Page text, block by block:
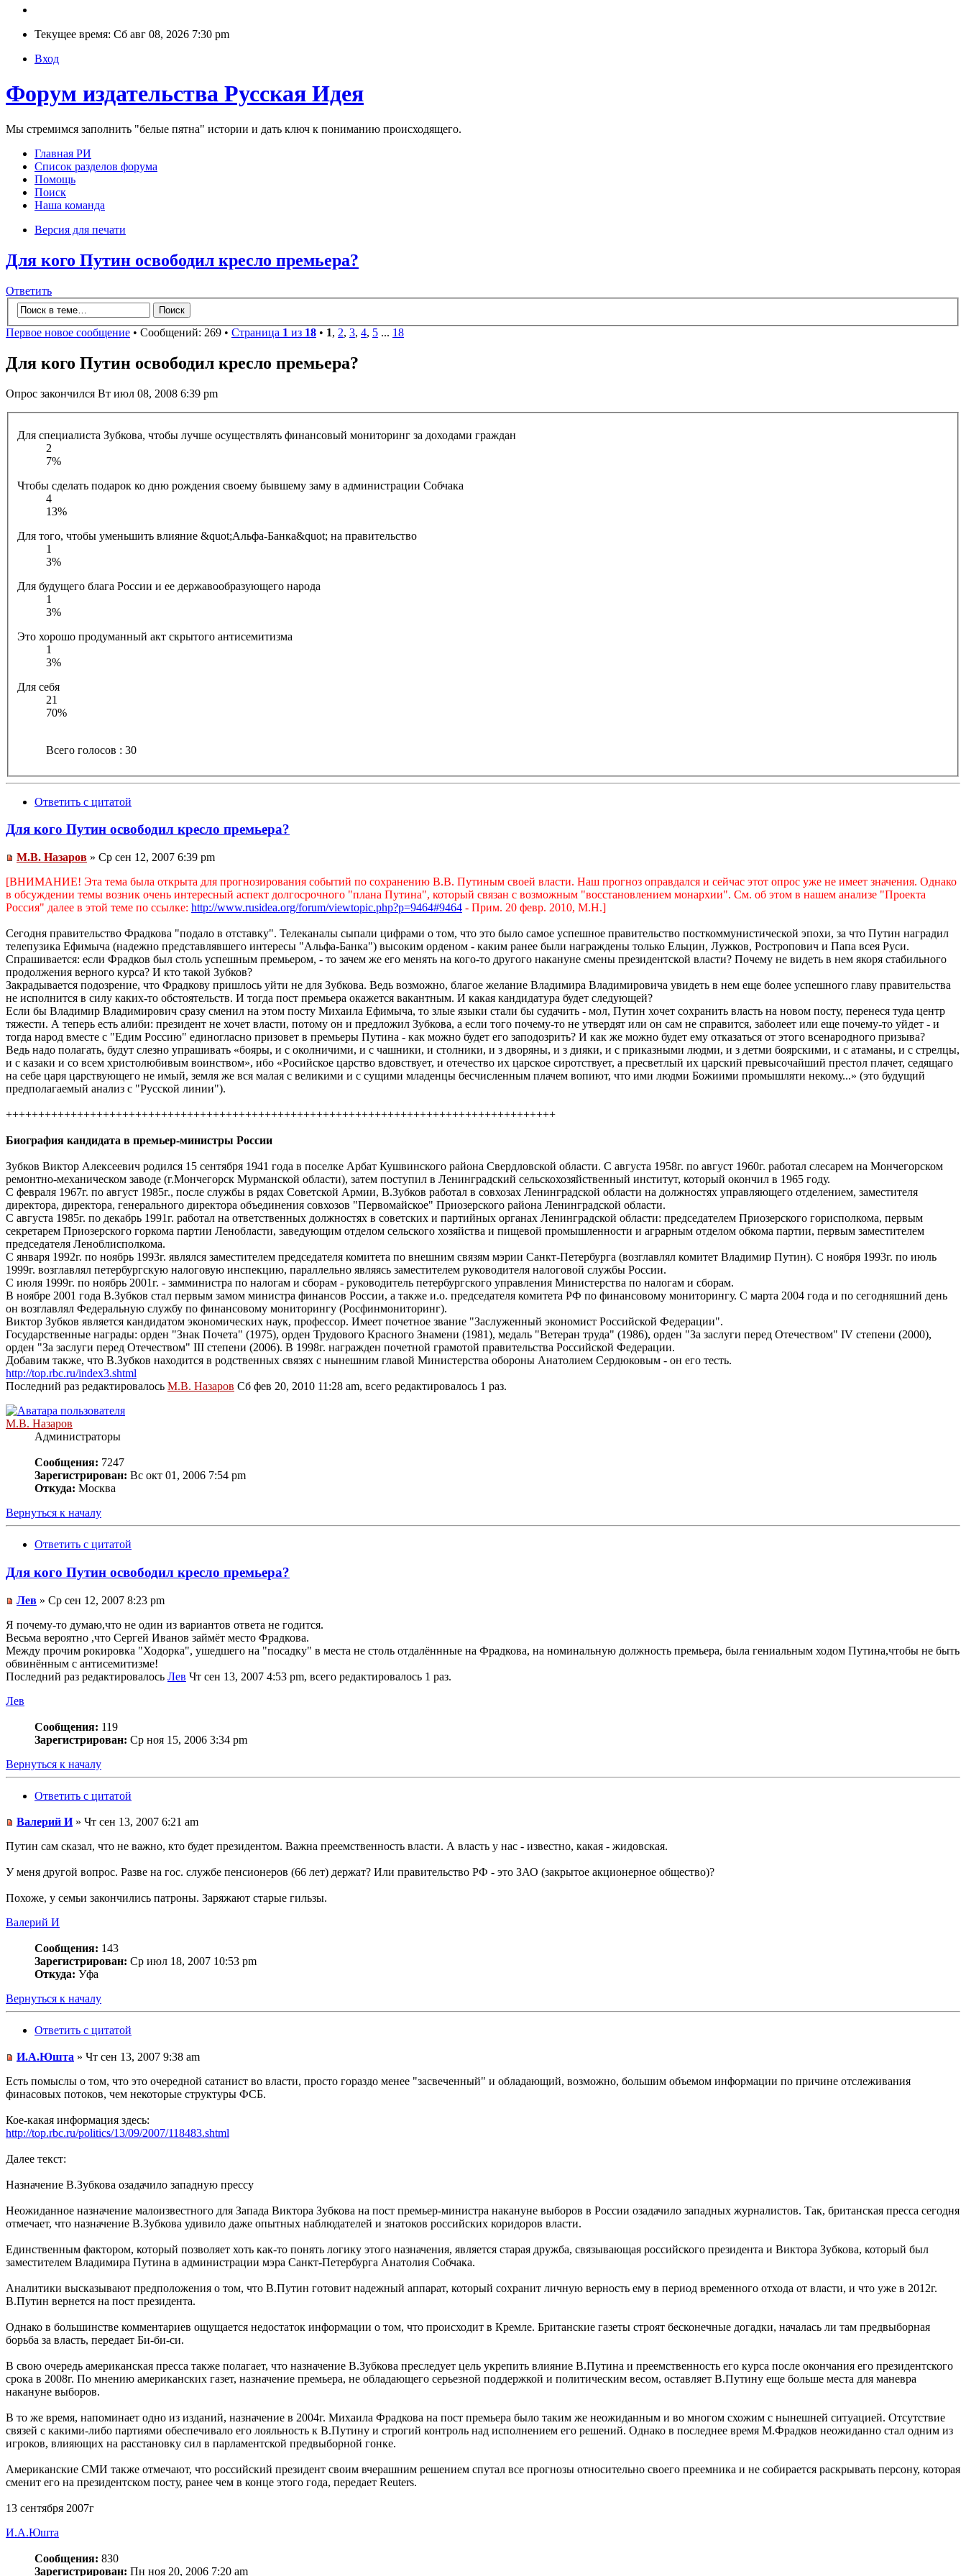
Текущее время: Сб авг 08, 2026 7:30 pm
Вход
Форум издательства Русская Идея
Мы стремимся заполнить "белые пятна" истории и дать ключ к пониманию происходящего.
Главная РИ
Список разделов форума
Помощь
Поиск
Наша команда
Версия для печати
Для кого Путин освободил кресло премьера?
Ответить
Первое новое сообщение • Сообщений: 269 • Страница 1 из 18 • 1, 2, 3, 4, 5 ... 18
Для кого Путин освободил кресло премьера?
Опрос закончился Вт июл 08, 2008 6:39 pm
Для специалиста Зубкова, чтобы лучше осуществлять финансовый мониторинг за доходами граждан
2
7%
Чтобы сделать подарок ко дню рождения своему бывшему заму в администрации Собчака
4
13%
Для того, чтобы уменьшить влияние &quot;Альфа-Банка&quot; на правительство
1
3%
Для будущего блага России и ее державообразующего народа
1
3%
Это хорошо продуманный акт скрытого антисемитизма
1
3%
Для себя
21
70%
Всего голосов : 30
Ответить с цитатой
Для кого Путин освободил кресло премьера?
М.В. Назаров » Ср сен 12, 2007 6:39 pm
[ВНИМАНИЕ! Эта тема была открыта для прогнозирования событий по сохранению В.В. Путиным своей власти. Наш прогноз оправдался и сейчас этот опрос уже не имеет значения. Однако
в обсуждении темы возник очень интересный аспект долгосрочного "плана Путина", который связан с возможным "восстановлением монархии". См. об этом в нашем анализе "Проекта
Россия" далее в этой теме по ссылке: http://www.rusidea.org/forum/viewtopic.php?p=9464#9464 - Прим. 20 февр. 2010, М.Н.]
Сегодня правительство Фрадкова "подало в отставку". Телеканалы сыпали цифрами о том, что это было самое успешное правительство посткоммунистической эпохи, за что Путин наградил
телепузика Ефимыча (надежно представлявшего интересы "Альфа-Банка") высоким орденом - каким ранее были награждены только Ельцин, Лужков, Ростропович и Папа всея Руси.
Спрашивается: если Фрадков был столь успешным премьером, - то зачем же его менять на кого-то другого накануне смены президентской власти? Почему не видеть в нем якоря стабильного
продолжения верного курса? И кто такой Зубков?
Закрадывается подозрение, что Фрадкову пришлось уйти не для Зубкова. Ведь возможно, благое желание Владимира Владимировича увидеть в нем еще более успешного главу правительства
не исполнится в силу каких-то обстоятельств. И тогда пост премьера окажется вакантным. И какая кандидатура будет следующей?
Если бы Владимир Владимирович сразу сменил на этом посту Михаила Ефимыча, то злые языки стали бы судачить - мол, Путин хочет сохранить власть на новом посту, перенеся туда центр
тяжести. А теперь есть алиби: президент не хочет власти, потому он и предложил Зубкова, а если того почему-то не утвердят или он сам не справится, заболеет или еще почему-то уйдет - и
тогда народ вместе с "Едим Россию" единогласно призовет в премьеры Путина - как можно будет его заподозрить? И как же можно будет ему отказаться от этого всенародного призыва?
Ведь надо полагать, будут слезно упрашивать «бояры, и с околничими, и с чашники, и столники, и з дворяны, и з дияки, и с приказными людми, и з детми боярскими, и с атаманы, и с стрелцы,
и с казаки и со всем христолюбивым воинством», ибо «Росийское царство вдовствует, и отечество их царское сиротствует, а пресветлый их царский превысочайший престол плачет, седящаго
на себе царя царствующего не имый, земля же вся малая с великими и с сущими младенцы бесчисленным плачем вопиют, что ими людми Божиими промышляти некому...» (это будущий
предполагаемый анализ с "Русской линии").
+++++++++++++++++++++++++++++++++++++++++++++++++++++++++++++++++++++++++++++++++++++
Биография кандидата в премьер-министры России
Зубков Виктор Алексеевич родился 15 сентября 1941 года в поселке Арбат Кушвинского района Свердловской области. С августа 1958г. по август 1960г. работал слесарем на Мончегорском
ремонтно-механическом заводе (г.Мончегорск Мурманской области), затем поступил в Ленинградский сельскохозяйственный институт, который окончил в 1965 году.
С февраля 1967г. по август 1985г., после службы в рядах Советской Армии, В.Зубков работал в совхозах Ленинградской области на должностях управляющего отделением, заместителя
директора, директора, генерального директора объединения совхозов "Первомайское" Приозерского района Ленинградской области.
С августа 1985г. по декабрь 1991г. работал на ответственных должностях в советских и партийных органах Ленинградской области: председателем Приозерского горисполкома, первым
секретарем Приозерского горкома партии Ленобласти, заведующим отделом сельского хозяйства и пищевой промышленности и аграрным отделом обкома партии, первым заместителем
председателя Леноблисполкома.
С января 1992г. по ноябрь 1993г. являлся заместителем председателя комитета по внешним связям мэрии Санкт-Петербурга (возглавлял комитет Владимир Путин). С ноября 1993г. по июль
1999г. возглавлял петербургскую налоговую инспекцию, параллельно являясь заместителем руководителя налоговой службы России.
С июля 1999г. по ноябрь 2001г. - замминистра по налогам и сборам - руководитель петербургского управления Министерства по налогам и сборам.
В ноябре 2001 года В.Зубков стал первым замом министра финансов России, а также и.о. председателя комитета РФ по финансовому мониторингу. С марта 2004 года и по сегодняшний день
он возглавлял Федеральную службу по финансовому мониторингу (Росфинмониторинг).
Виктор Зубков является кандидатом экономических наук, профессор. Имеет почетное звание "Заслуженный экономист Российской Федерации".
Государственные награды: орден "Знак Почета" (1975), орден Трудового Красного Знамени (1981), медаль "Ветеран труда" (1986), орден "За заслуги перед Отечеством" IV степени (2000),
орден "За заслуги перед Отечеством" III степени (2006). В 1998г. награжден почетной грамотой правительства Российской Федерации.
Добавим также, что В.Зубков находится в родственных связях с нынешним главой Министерства обороны Анатолием Сердюковым - он его тесть.
http://top.rbc.ru/index3.shtml
Последний раз редактировалось М.В. Назаров Сб фев 20, 2010 11:28 am, всего редактировалось 1 раз.
М.В. Назаров
Администраторы
Сообщения: 7247
Зарегистрирован: Вс окт 01, 2006 7:54 pm
Откуда: Москва
Вернуться к началу
Ответить с цитатой
Для кого Путин освободил кресло премьера?
Лев » Ср сен 12, 2007 8:23 pm
Я почему-то думаю,что не один из вариантов ответа не годится.
Весьма вероятно ,что Сергей Иванов займёт место Фрадкова.
Между прочим рокировка "Ходорка", ушедшего на "посадку" в места не столь отдалённные на Фрадкова, на номинальную должность премьера, была гениальным ходом Путина,чтобы не быть
обвинённым с антисемитизме!
Последний раз редактировалось Лев Чт сен 13, 2007 4:53 pm, всего редактировалось 1 раз.
Лев
Сообщения: 119
Зарегистрирован: Ср ноя 15, 2006 3:34 pm
Вернуться к началу
Ответить с цитатой
Валерий И» Чт сен 13, 2007 6:21 am
Путин сам сказал, что не важно, кто будет президентом. Важна преемственность власти. А власть у нас - известно, какая - жидовская.
У меня другой вопрос. Разве на гос. службе пенсионеров (66 лет) держат? Или правительство РФ - это ЗАО (закрытое акционерное общество)?
Похоже, у семьи закончились патроны. Заряжают старые гильзы.
Валерий И
Сообщения: 143
Зарегистрирован: Ср июл 18, 2007 10:53 pm
Откуда: Уфа
Вернуться к началу
Ответить с цитатой
И.А.Юшта » Чт сен 13, 2007 9:38 am
Есть помыслы о том, что это очередной сатанист во власти, просто гораздо менее "засвеченный" и обладающий, возможно, большим объемом информации по причине отслеживания
финасовых потоков, чем некоторые структуры ФСБ.
Кое-какая информация здесь:
http://top.rbc.ru/politics/13/09/2007/118483.shtml
Далее текст:
Назначение В.Зубкова озадачило западную прессу
Неожиданное назначение малоизвестного для Запада Виктора Зубкова на пост премьер-министра накануне выборов в России озадачило западных журналистов. Так, британская пресса сегодня
отмечает, что назначение В.Зубкова удивило даже опытных наблюдателей и знатоков российских коридоров власти.
Единственным фактором, который позволяет хоть как-то понять логику этого назначения, является старая дружба, связывающая российского президента и Виктора Зубкова, который был
заместителем Владимира Путина в администрации мэра Санкт-Петербурга Анатолия Собчака.
Аналитики высказывают предположения о том, что В.Путин готовит надежный аппарат, который сохранит личную верность ему в период временного отхода от власти, и что уже в 2012г.
В.Путин вернется на пост президента.
Однако в большинстве комментариев ощущается недостаток информации о том, что происходит в Кремле. Британские газеты строят бесконечные догадки, началась ли там предвыборная
борьба за власть, передает Би-би-си.
В свою очередь американская пресса также полагает, что назначение В.Зубкова преследует цель укрепить влияние В.Путина и преемственность его курса после окончания его президентского
срока в 2008г. По мнению американских газет, назначение премьера, не обладающего серьезной поддержкой и политическим весом, оставляет В.Путину еще больше места для маневра
накануне выборов.
В то же время, напоминает одно из изданий, назначение в 2004г. Михаила Фрадкова на пост премьера было таким же неожиданным и во многом схожим с нынешней ситуацией. Отсутствие
связей с какими-либо партиями обеспечивало его лояльность к В.Путину и строгий контроль над исполнением его решений. Однако в последнее время М.Фрадков неожиданно стал одним из
игроков, влияющих на расстановку сил в парламентской предвыборной гонке.
Американские СМИ также отмечают, что российский президент своим вчерашним решением спутал все прогнозы относительно своего преемника и не собирается раскрывать персону, которая
сменит его на президентском посту, ранее чем в конце этого года, передает Reuters.
13 сентября 2007г
И.А.Юшта
Сообщения: 830
Зарегистрирован: Пн ноя 20, 2006 7:20 am